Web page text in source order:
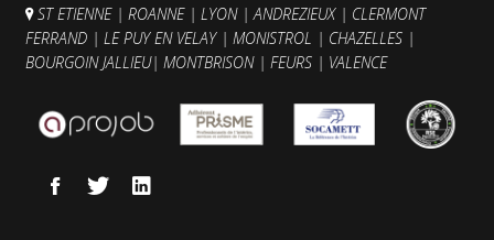
ST ETIENNE| ROANNE | LYON |ANDREZIEUX | CLERMONT
FERRAND | LE PUY EN VELAY| MONISTROL | CHAZELLES |
BOURGOIN JALLIEU| MONTBRISON | FEURS | VALENCE